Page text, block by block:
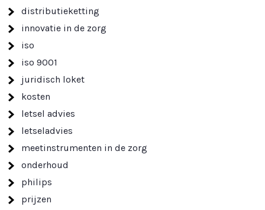
distributieketting
innovatie in de zorg
iso
iso 9001
juridisch loket
kosten
letsel advies
letseladvies
meetinstrumenten in de zorg
onderhoud
philips
prijzen